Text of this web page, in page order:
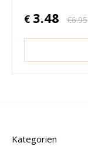
€ 3.48 €6.95
Kategorien